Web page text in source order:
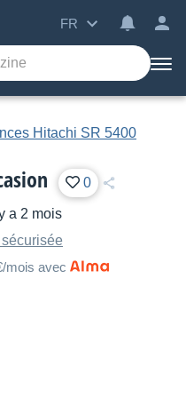
FR
Hitachi SR 5400
0
a 2 mois
mois avec